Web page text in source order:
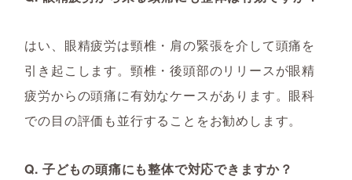
はい、眼精疲労は頸椎・肩の緊張を介して頭痛を
引き起こします。頸椎・後頭部のリリースが眼精
疲労からの頭痛に有効なケースがあります。眼科
での目の評価も並行することをお勧めします。
Q. 子どもの頭痛にも整体で対応できますか？